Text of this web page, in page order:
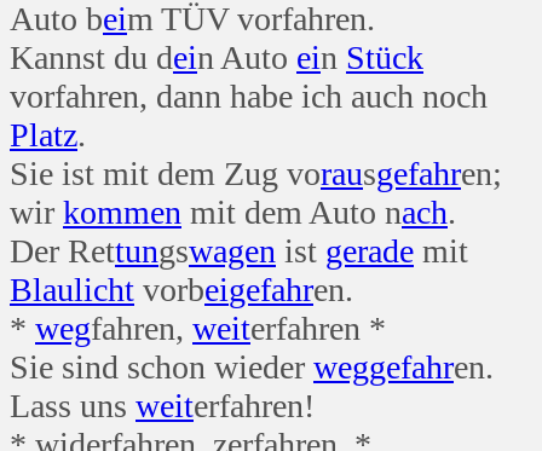
Auto beim TÜV vorfahren.
Kannst du dein Auto ein Stück
vorfahren, dann habe ich auch noch
Platz.
Sie ist mit dem Zug vorausgefahren;
wir kommen mit dem Auto nach.
Der Rettungswagen ist gerade mit
Blaulicht vorbeigefahren.
* wegfahren, weiterfahren *
Sie sind schon wieder weggefahren.
Lass uns weiterfahren!